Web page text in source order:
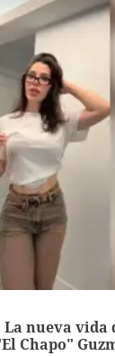
nueva vida
Chapo"